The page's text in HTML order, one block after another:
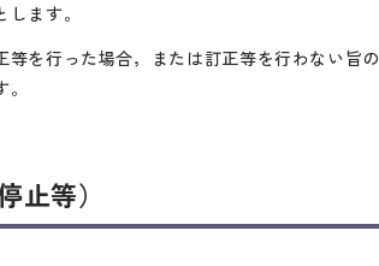
ます。
を行った場合，または訂正等を行わない旨
止等）